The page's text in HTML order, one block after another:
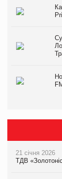
21 січня 2026
ТДВ